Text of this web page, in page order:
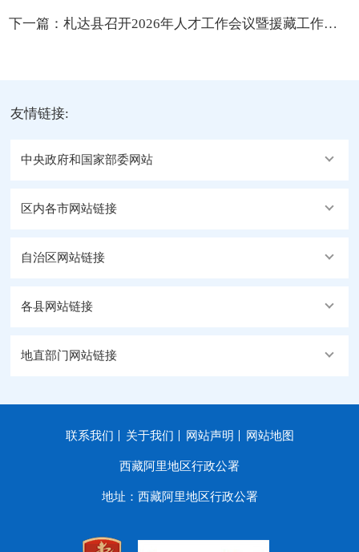
下一篇： 札达县召开2026年人才工作会议暨援藏工作座谈会
友情链接:
中央政府和国家部委网站
区内各市网站链接
自治区网站链接
各县网站链接
地直部门网站链接
联系我们 关于我们 网站声明 网站地图
西藏阿里地区行政公署
地址：西藏阿里地区行政公署